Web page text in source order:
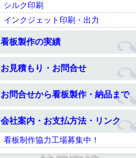
シルク印刷
インクジェット印刷・出力
看板製作の実績
お見積もり・お問合せ
お問合せから看板製作・納品まで
会社案内・お支払方法・リンク
看板制作協力工場募集中！